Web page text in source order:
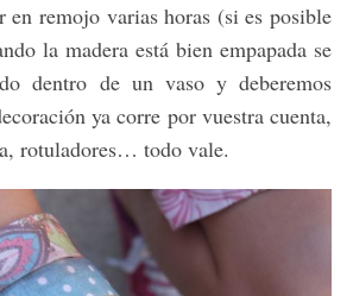
en remojo varias horas (si es posible
la madera está bien empapada se
dentro de un vaso y deberemos
ya corre por vuestra cuenta,
rotuladores… todo vale.